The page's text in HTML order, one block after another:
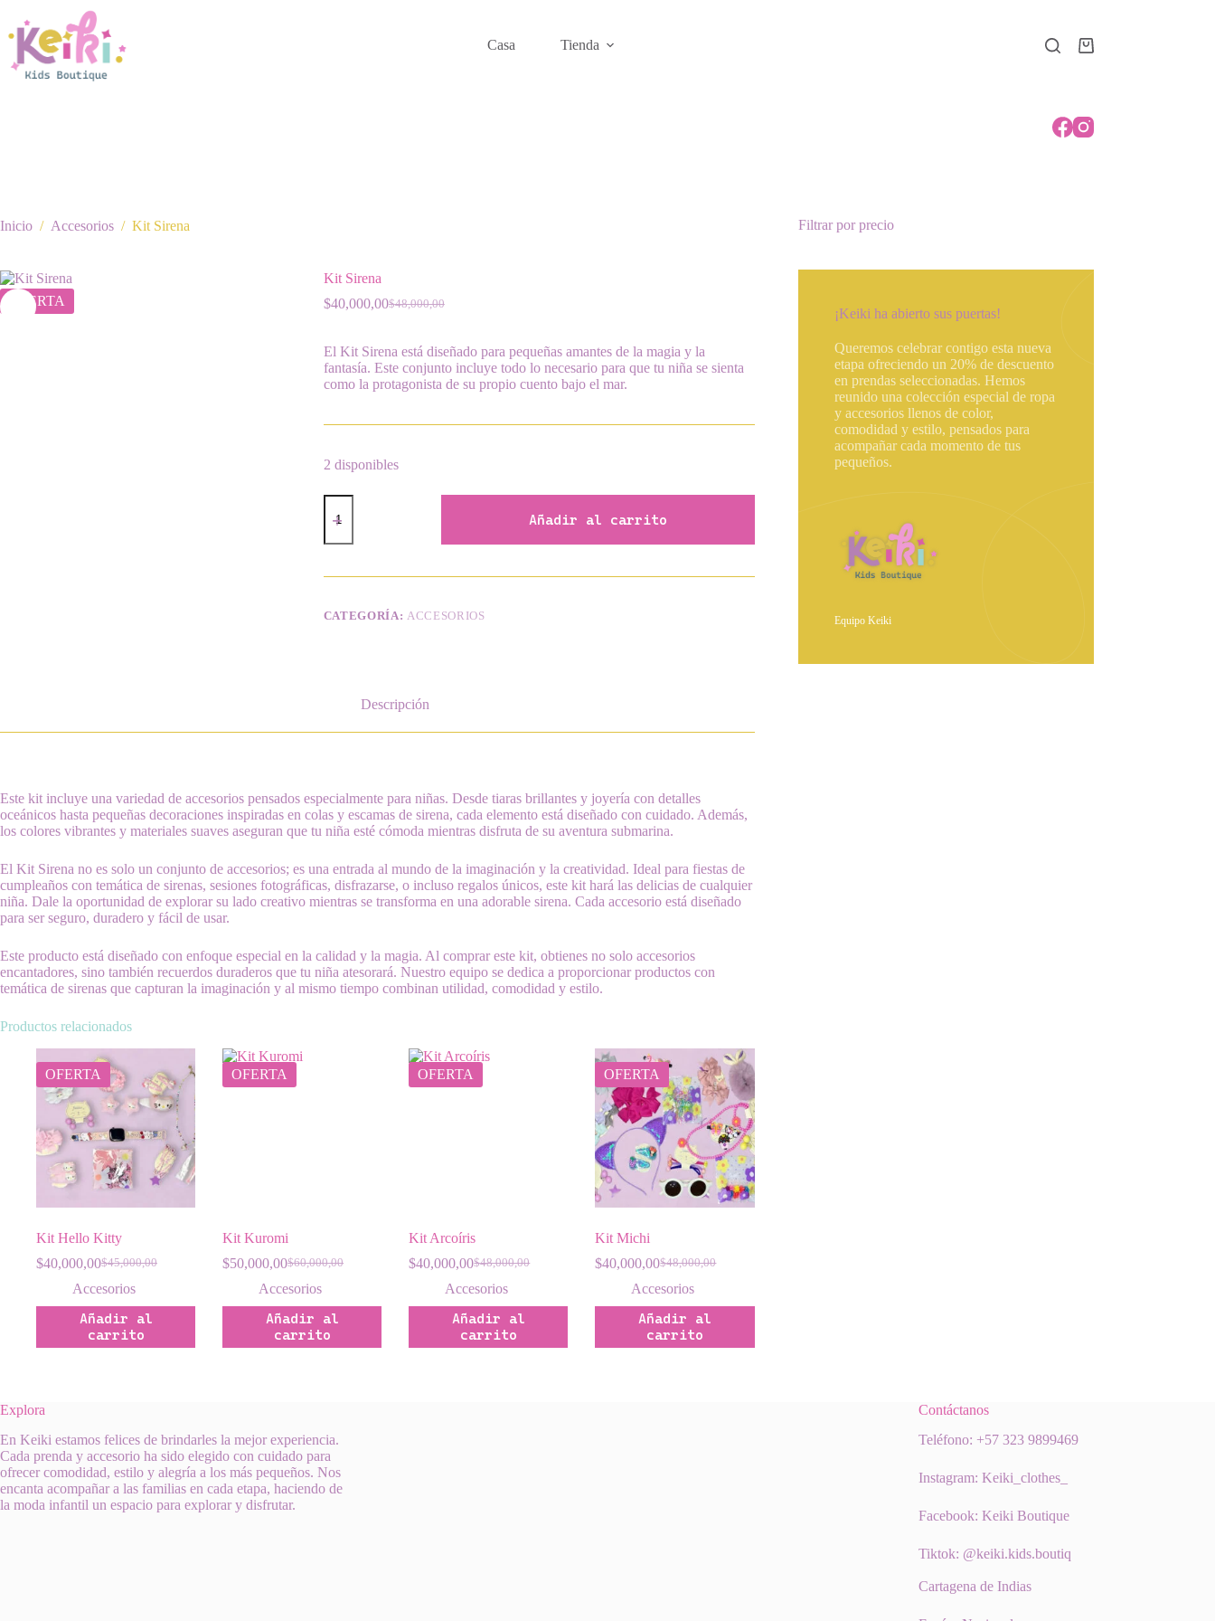
contenido
Casa Tienda
Carro
Inicio / Accesorios / Kit Sirena
OFERTA
Kit Sirena
$48,000,00
El
original
era:
$48,000,00.
$40,000,00El
es:
$40,000,00.
El Kit Sirena está diseñado para pequeñas amantes de la magia y la
fantasía. Este conjunto incluye todo lo necesario para que tu niña se sienta
como la protagonista de su propio cuento bajo el mar.
2 disponibles
Kit
Sirena
Añadir al carrito
CATEGORÍA: ACCESORIOS
Descripción
Este kit incluye una variedad de accesorios pensados especialmente para niñas. Desde tiaras brillantes y joyería con detalles
oceánicos hasta pequeñas decoraciones inspiradas en colas y escamas de sirena, cada elemento está diseñado con cuidado. Además,
los colores vibrantes y materiales suaves aseguran que tu niña esté cómoda mientras disfruta de su aventura submarina.
El Kit Sirena no es solo un conjunto de accesorios; es una entrada al mundo de la imaginación y la creatividad. Ideal para fiestas de
cumpleaños con temática de sirenas, sesiones fotográficas, disfrazarse, o incluso regalos únicos, este kit hará las delicias de cualquier
niña. Dale la oportunidad de explorar su lado creativo mientras se transforma en una adorable sirena. Cada accesorio está diseñado
para ser seguro, duradero y fácil de usar.
Este producto está diseñado con enfoque especial en la calidad y la magia. Al comprar este kit, obtienes no solo accesorios
encantadores, sino también recuerdos duraderos que tu niña atesorará. Nuestro equipo se dedica a proporcionar productos con
temática de sirenas que capturan la imaginación y al mismo tiempo combinan utilidad, comodidad y estilo.
Productos relacionados
OFERTA
Kit Hello Kitty
$45,000,00
El
precio
era:
$45,000,00.
$40,000,00El
precio
es:
$40,000,00.
Accesorios
Añadir al
carrito
OFERTA
Kit Kuromi
$60,000,00
El
precio
era:
$60,000,00.
$50,000,00El
precio
es:
$50,000,00.
Accesorios
Añadir al
carrito
OFERTA
Kit Arcoíris
$48,000,00
El
precio
era:
$48,000,00.
$40,000,00El
precio
es:
$40,000,00.
Accesorios
Añadir al
carrito
OFERTA
Kit Michi
$48,000,00
El
precio
era:
$48,000,00.
$40,000,00El
precio
es:
$40,000,00.
Accesorios
Añadir al
carrito
Filtrar por precio
¡Keiki ha abierto sus puertas!
Queremos celebrar contigo esta nueva
etapa ofreciendo un 20% de descuento
en prendas seleccionadas. Hemos
reunido una colección especial de ropa
y accesorios llenos de color,
comodidad y estilo, pensados para
acompañar cada momento de tus
pequeños.
Equipo Keiki
Explora
En Keiki estamos felices de brindarles la mejor experiencia.
Cada prenda y accesorio ha sido elegido con cuidado para
ofrecer comodidad, estilo y alegría a los más pequeños. Nos
encanta acompañar a las familias en cada etapa, haciendo de
la moda infantil un espacio para explorar y disfrutar.
Contáctanos
Teléfono: +57 323 9899469
Instagram: Keiki_clothes_
Facebook: Keiki Boutique
Tiktok: @keiki.kids.boutiq
Cartagena de Indias